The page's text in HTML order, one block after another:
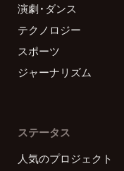
演劇・ダンス
テクノロジー
スポーツ
ジャーナリズム
ステータス
人気のプロジェクト